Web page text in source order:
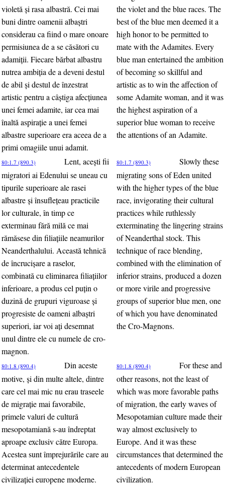
violetă şi rasa albastră. Cei mai
buni dintre oamenii albaştri
considerau ca fiind o mare onoare
permisiunea de a se căsători cu
adamiţii. Fiecare bărbat albastru
nutrea ambiţia de a deveni destul
de abil şi destul de înzestrat
artistic pentru a câştiga afecţiunea
unei femei adamite, iar cea mai
înaltă aspiraţie a unei femei
albastre superioare era aceea de a
primi omagiile unui adamit.
the violet and the blue races. The
best of the blue men deemed it a
high honor to be permitted to
mate with the Adamites. Every
blue man entertained the ambition
of becoming so skillful and
artistic as to win the affection of
some Adamite woman, and it was
the highest aspiration of a
superior blue woman to receive
the attentions of an Adamite.
80:1.7 (890.3)
Lent, aceşti fii
migratori ai Edenului se uneau cu
tipurile superioare ale rasei
albastre şi însufleţeau practicile
lor culturale, în timp ce
exterminau fără milă ce mai
rămăsese din filiaţiile neamurilor
Neanderthalului. Această tehnică
de încrucişare a raselor,
combinată cu eliminarea filiaţiilor
inferioare, a produs cel puţin o
duzină de grupuri viguroase şi
progresiste de oameni albaştri
superiori, iar voi aţi desemnat
unul dintre ele cu numele de cro-
magnon.
80:1.7 (890.3)
Slowly these
migrating sons of Eden united
with the higher types of the blue
race, invigorating their cultural
practices while ruthlessly
exterminating the lingering strains
of Neanderthal stock. This
technique of race blending,
combined with the elimination of
inferior strains, produced a dozen
or more virile and progressive
groups of superior blue men, one
of which you have denominated
the Cro-Magnons.
80:1.8 (890.4)
Din aceste
motive, şi din multe altele, dintre
care cel mai mic nu erau traseele
de migraţie mai favorabile,
primele valuri de cultură
mesopotamiană s-au îndreptat
aproape exclusiv către Europa.
Acestea sunt împrejurările care au
determinat antecedentele
civilizaţiei europene moderne.
80:1.8 (890.4)
For these and
other reasons, not the least of
which was more favorable paths
of migration, the early waves of
Mesopotamian culture made their
way almost exclusively to
Europe. And it was these
circumstances that determined the
antecedents of modern European
civilization.